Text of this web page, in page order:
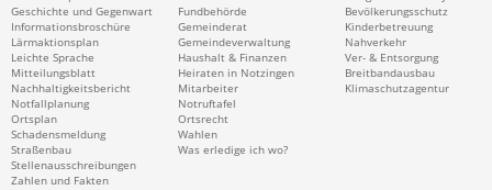
Geschichte und Gegenwart
Informationsbroschüre
Lärmaktionsplan
Leichte Sprache
Mitteilungsblatt
Nachhaltigkeitsbericht
Notfallplanung
Ortsplan
Schadensmeldung
Straßenbau
Stellenausschreibungen
Zahlen und Fakten
Fundbehörde
Gemeinderat
Gemeindeverwaltung
Haushalt & Finanzen
Heiraten in Notzingen
Mitarbeiter
Notruftafel
Ortsrecht
Wahlen
Was erledige ich wo?
Bevölkerungsschutz
Kinderbetreuung
Nahverkehr
Ver- & Entsorgung
Breitbandausbau
Klimaschutzagentur